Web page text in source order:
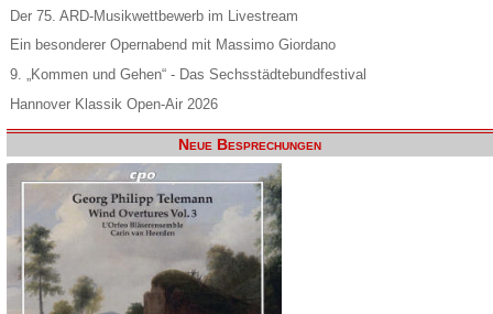
Der 75. ARD-Musikwettbewerb im Livestream
Ein besonderer Opernabend mit Massimo Giordano
9. „Kommen und Gehen“ - Das Sechsstädtebundfestival
Hannover Klassik Open-Air 2026
Neue Besprechungen